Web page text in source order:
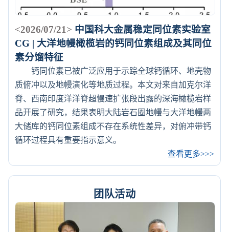
<2026/07/21> 中国科大金属稳定同位素实验室
CG | 大洋地幔橄榄岩的钙同位素组成及其同位
素分馏特征
钙同位素已被广泛应用于示踪全球钙循环、地壳物
质俯冲以及地幔演化等地质过程。本文对来自加克尔洋
脊、西南印度洋洋脊超慢速扩张段出露的深海橄榄岩样
品开展了研究，结果表明大陆岩石圈地幔与大洋地幔两
大储库的钙同位素组成不存在系统性差异，对俯冲带钙
循环过程具有重要指示意义。
查看更多>>>
团队活动